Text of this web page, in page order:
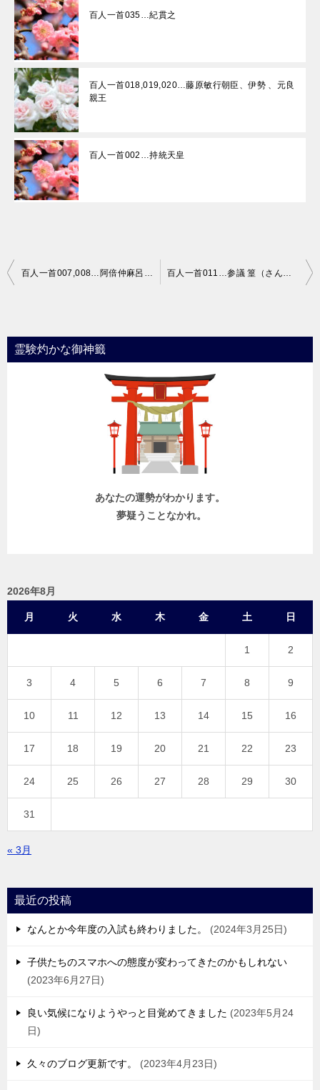
百人一首035…紀貫之
百人一首018,019,020…藤原敏行朝臣、伊勢 、元良
親王
百人一首002…持統天皇
投
ビ
ゲ
百人一首007,008…阿倍仲麻呂=仲麿(あべのなかまろ)、喜撰法師(きせんほうし) 百人一首011…参議 篁（さんぎたかむら）=小野篁
霊験灼かな御神籤
あなたの運勢がわかります。
夢疑うことなかれ。
2026年8月
月 火 水 木 金 土 日
1 2
3 4 5 6 7 8 9
10 11 12 13 14 15 16
17 18 19 20 21 22 23
24 25 26 27 28 29 30
31
« 3月
最近の投稿
なんとか今年度の入試も終わりました。 2024年3月25日
子供たちのスマホへの態度が変わってきたのかもしれない
2023年6月27日
良い気候になりようやっと目覚めてきました
2023年5月24
日
久々のブログ更新です。 2023年4月23日